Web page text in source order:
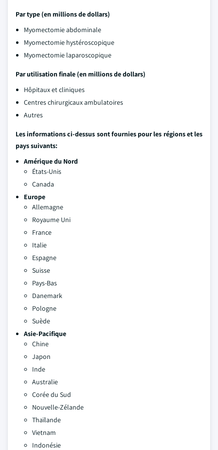
Par type (en millions de dollars)
Myomectomie abdominale
Myomectomie hystéroscopique
Myomectomie laparoscopique
Par utilisation finale (en millions de dollars)
Hôpitaux et cliniques
Centres chirurgicaux ambulatoires
Autres
Les informations ci-dessus sont fournies pour les régions et les
pays suivants:
Amérique du Nord
États-Unis
Canada
Europe
Allemagne
Royaume Uni
France
Italie
Espagne
Suisse
Pays-Bas
Danemark
Pologne
Suède
Asie-Pacifique
Chine
Japon
Inde
Australie
Corée du Sud
Nouvelle-Zélande
Thaïlande
Vietnam
Indonésie